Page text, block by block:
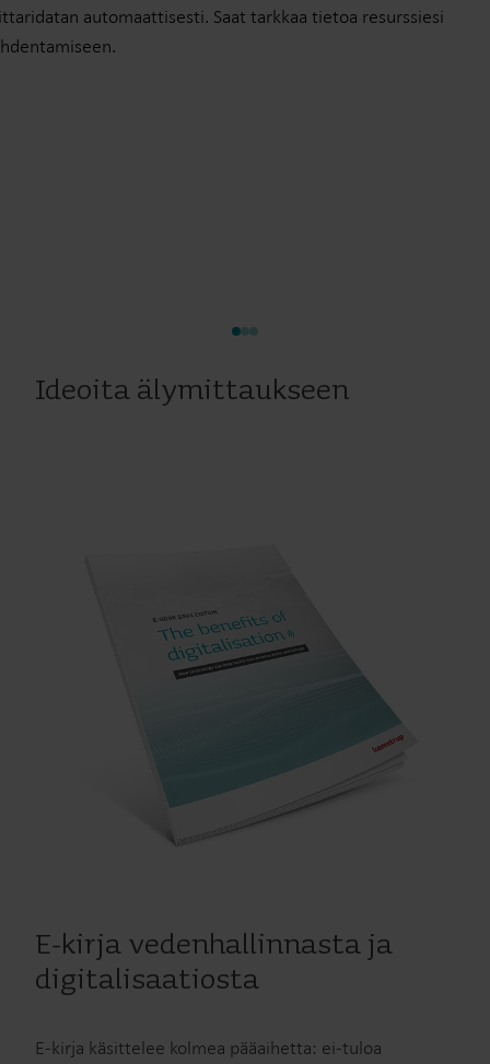
automaattisesti. Saat tarkkaa tietoa resurssiesi
Ideoita älymittaukseen
E-kirja vedenhallinnasta ja
digitalisaatiosta
E-kirja käsittelee kolmea pääaihetta: ei-tuloa